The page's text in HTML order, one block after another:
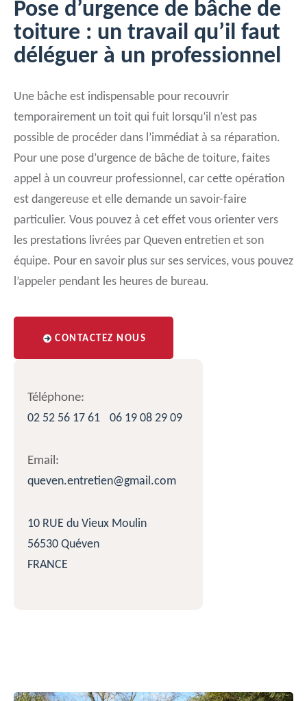
Pose d’urgence de bâche de
toiture : un travail qu’il faut
déléguer à un professionnel
Une bâche est indispensable pour recouvrir
temporairement un toit qui fuit lorsqu’il n’est pas
possible de procéder dans l’immédiat à sa réparation.
Pour une pose d’urgence de bâche de toiture, faites
appel à un couvreur professionnel, car cette opération
est dangereuse et elle demande un savoir-faire
particulier. Vous pouvez à cet effet vous orienter vers
les prestations livrées par Queven entretien et son
équipe. Pour en savoir plus sur ses services, vous pouvez
l’appeler pendant les heures de bureau.
CONTACTEZ NOUS
Téléphone:
02 52 56 17 61
06 19 08 29 09
Email:
queven.entretien@gmail.com
10 RUE du Vieux Moulin
56530 Quéven
FRANCE